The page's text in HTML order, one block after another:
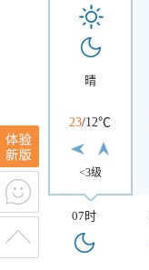
晴
23/12℃
<3级
07时